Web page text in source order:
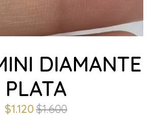
DIAMANTE
PLATA
$1.120$1.600